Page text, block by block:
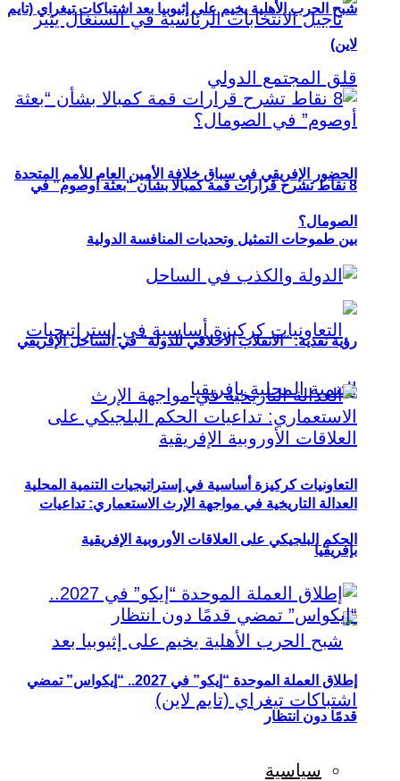
الحضور الإفريقي في سباق خلافة الأمين العام للأمم المتحدة
بين طموحات التمثيل وتحديات المنافسة الدولية
التعاونيات كركيزة أساسية في إستراتيجيات التنمية المحلية
بإفريقيا
شبح الحرب الأهلية يخيم على إثيوبيا بعد اشتباكات تيغراي (تايم
لاين)
8 نقاط تشرح قرارات قمة كمبالا بشأن “بعثة أوصوم” في
الصومال؟
رؤية نقدية: “الانقلاب الأخلاقي للدولة” في الساحل الإفريقي
العدالة التاريخية في مواجهة الإرث الاستعماري: تداعيات
الحكم البلجيكي على العلاقات الأوروبية الإفريقية
إطلاق العملة الموحدة “إيكو” في 2027.. “إيكواس” تمضي
قدمًا دون انتظار
سياسية